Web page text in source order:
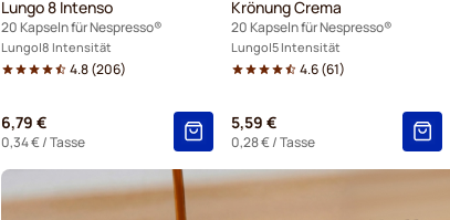
Kaffeekapseln von Tonino Lamborghini für Nespresso®
Lungo 8 Intenso
20 Kapseln für Nespresso®
Lungo 8 Intensität
4.8(206)
6,79 €
0,34 €/ Tasse
Krönung Crema
20 Kapseln für Nespresso®
Lungo 5 Intensität
4.6(61)
5,59 €
0,28 €/ Tasse